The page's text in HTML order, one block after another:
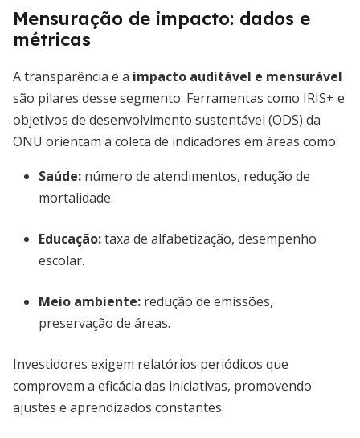
Mensuração de impacto: dados e
métricas
A transparência e a impacto auditável e mensurável
são pilares desse segmento. Ferramentas como IRIS+ e
objetivos de desenvolvimento sustentável (ODS) da
ONU orientam a coleta de indicadores em áreas como:
Saúde: número de atendimentos, redução de
mortalidade.
Educação:taxa de alfabetização, desempenho
escolar.
Meio ambiente: redução de emissões,
preservação de áreas.
Investidores exigem relatórios periódicos que
comprovem a eficácia das iniciativas, promovendo
ajustes e aprendizados constantes.